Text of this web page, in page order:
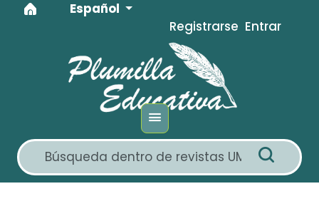
Ir al menú de navegación principal
Ir al contenido principal
Ir al pie de página del sitio
Idioma
Español
Registrarse Entrar